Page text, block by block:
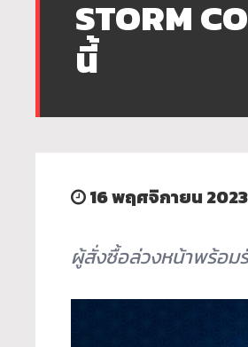
STORM
นี้
16 พฤศจิกายน 2023
ผู้สั่งซื้อล่วงหน้าพร้อม